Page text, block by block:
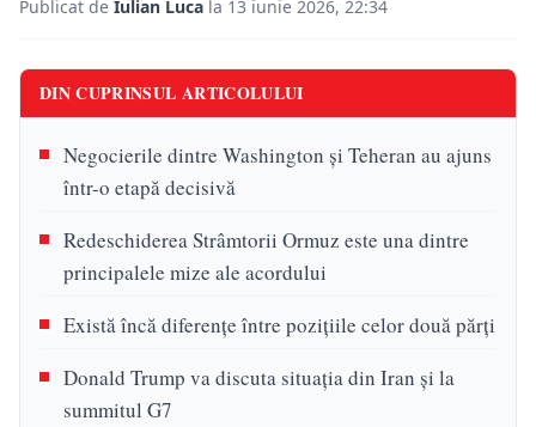
Publicat de Iulian Luca la 13 iunie 2026, 22:34
DIN CUPRINSUL ARTICOLULUI
Negocierile dintre Washington și Teheran au ajuns
într-o etapă decisivă
Redeschiderea Strâmtorii Ormuz este una dintre
principalele mize ale acordului
Există încă diferențe între pozițiile celor două părți
Donald Trump va discuta situația din Iran și la
summitul G7